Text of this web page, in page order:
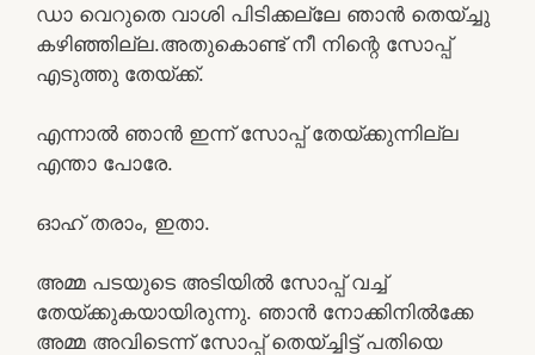
ഡാ വെറുതെ വാശി പിടിക്കല്ലേ ഞാൻ തെയ്ച്ചു
കഴിഞ്ഞില്ല.അതുകൊണ്ട് നീ നിന്റെ സോപ്പ്
എടുത്തു തേയ്ക്ക്.
എന്നാൽ ഞാൻ ഇന്ന് സോപ്പ് തേയ്ക്കുന്നില്ല
എന്താ പോരേ.
ഓഹ് തരാം, ഇതാ.
അമ്മ പടയുടെ അടിയിൽ സോപ്പ് വച്ച്
തേയ്‌ക്കുകയായിരുന്നു. ഞാൻ നോക്കിനിൽക്കേ
അമ്മ അവിടെന്ന് സോപ്പ് തെയ്ച്ചിട്ട് പതിയെ